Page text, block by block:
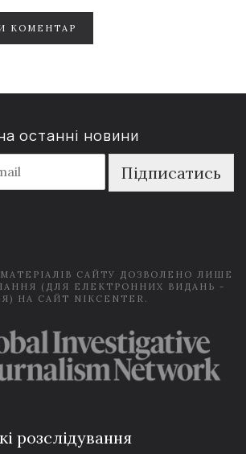
КОМЕНТАР
останні новини
Підписатись
САЙТУ ДОЗВОЛЕНО ЛИШЕ
(ДЛЯ ЕЛЕКТРОННИХ ВИДАНЬ -
НА САЙТ NIKCENTER.
розслідування